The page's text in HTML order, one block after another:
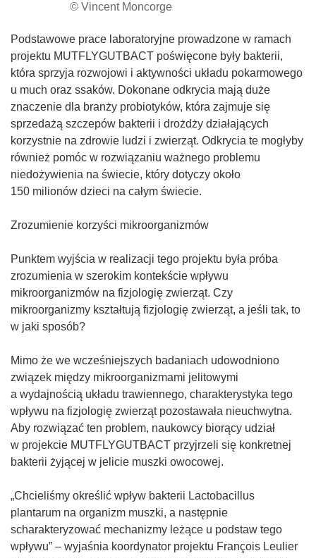
© Vincent Moncorge
Podstawowe prace laboratoryjne prowadzone w ramach
projektu MUTFLYGUTBACT poświęcone były bakterii,
która sprzyja rozwojowi i aktywności układu pokarmowego
u much oraz ssaków. Dokonane odkrycia mają duże
znaczenie dla branży probiotyków, która zajmuje się
sprzedażą szczepów bakterii i drożdży działających
korzystnie na zdrowie ludzi i zwierząt. Odkrycia te mogłyby
również pomóc w rozwiązaniu ważnego problemu
niedożywienia na świecie, który dotyczy około
150 milionów dzieci na całym świecie.
Zrozumienie korzyści mikroorganizmów
Punktem wyjścia w realizacji tego projektu była próba
zrozumienia w szerokim kontekście wpływu
mikroorganizmów na fizjologię zwierząt. Czy
mikroorganizmy kształtują fizjologię zwierząt, a jeśli tak, to
w jaki sposób?
Mimo że we wcześniejszych badaniach udowodniono
związek między mikroorganizmami jelitowymi
a wydajnością układu trawiennego, charakterystyka tego
wpływu na fizjologię zwierząt pozostawała nieuchwytna.
Aby rozwiązać ten problem, naukowcy biorący udział
w projekcie MUTFLYGUTBACT przyjrzeli się konkretnej
bakterii żyjącej w jelicie muszki owocowej.
„Chcieliśmy określić wpływ bakterii Lactobacillus
plantarum na organizm muszki, a następnie
scharakteryzować mechanizmy leżące u podstaw tego
wpływu” – wyjaśnia koordynator projektu François Leulier